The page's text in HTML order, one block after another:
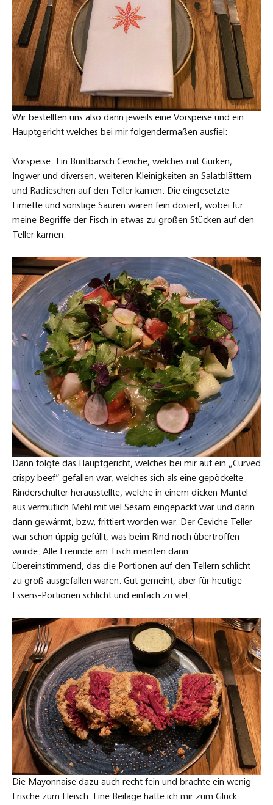
Wir bestellten uns also dann jeweils eine Vorspeise und ein
Hauptgericht welches bei mir folgendermaßen ausfiel:
Vorspeise: Ein Buntbarsch Ceviche, welches mit Gurken,
Ingwer und diversen. weiteren Kleinigkeiten an Salatblättern
und Radieschen auf den Teller kamen. Die eingesetzte
Limette und sonstige Säuren waren fein dosiert, wobei für
meine Begriffe der Fisch in etwas zu großen Stücken auf den
Teller kamen.
Dann folgte das Hauptgericht, welches bei mir auf ein „Curved
crispy beef“ gefallen war, welches sich als eine gepöckelte
Rinderschulter herausstellte, welche in einem dicken Mantel
aus vermutlich Mehl mit viel Sesam eingepackt war und darin
dann gewärmt, bzw. frittiert worden war. Der Ceviche Teller
war schon üppig gefüllt, was beim Rind noch übertroffen
wurde. Alle Freunde am Tisch meinten dann
übereinstimmend, das die Portionen auf den Tellern schlicht
zu groß ausgefallen waren. Gut gemeint, aber für heutige
Essens-Portionen schlicht und einfach zu viel.
Die Mayonnaise dazu auch recht fein und brachte ein wenig
Frische zum Fleisch. Eine Beilage hatte ich mir zum Glück